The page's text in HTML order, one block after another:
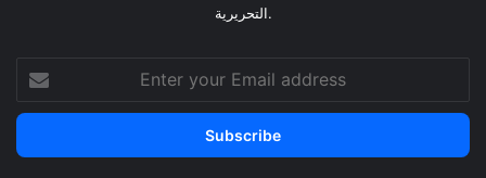
التحريرية.
your
Email